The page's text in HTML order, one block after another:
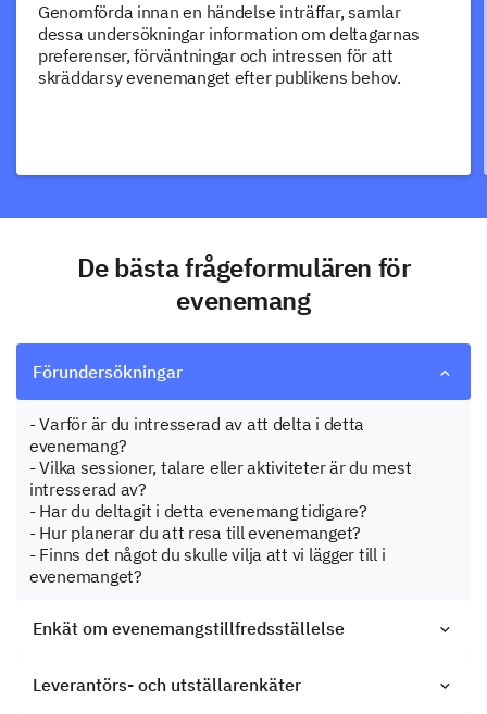
Genomförda innan en händelse inträffar, samlar
dessa undersökningar information om deltagarnas
preferenser, förväntningar och intressen för att
skräddarsy evenemanget efter publikens behov.
De bästa frågeformulären för
evenemang
Förundersökningar
- Varför är du intresserad av att delta i detta
evenemang?
- Vilka sessioner, talare eller aktiviteter är du mest
intresserad av?
- Har du deltagit i detta evenemang tidigare?
- Hur planerar du att resa till evenemanget?
- Finns det något du skulle vilja att vi lägger till i
evenemanget?
Enkät om evenemangstillfredsställelse
Leverantörs- och utställarenkäter